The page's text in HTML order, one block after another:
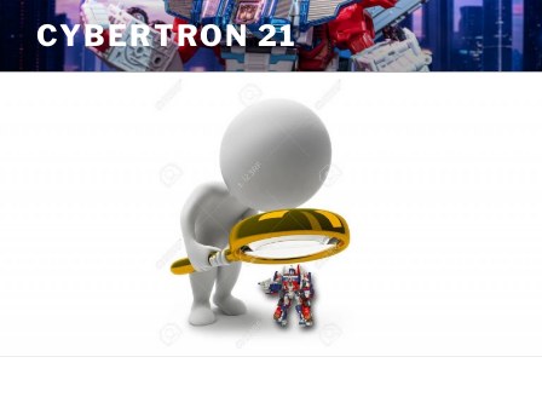
Skip
to
content
CYBERTRON 21